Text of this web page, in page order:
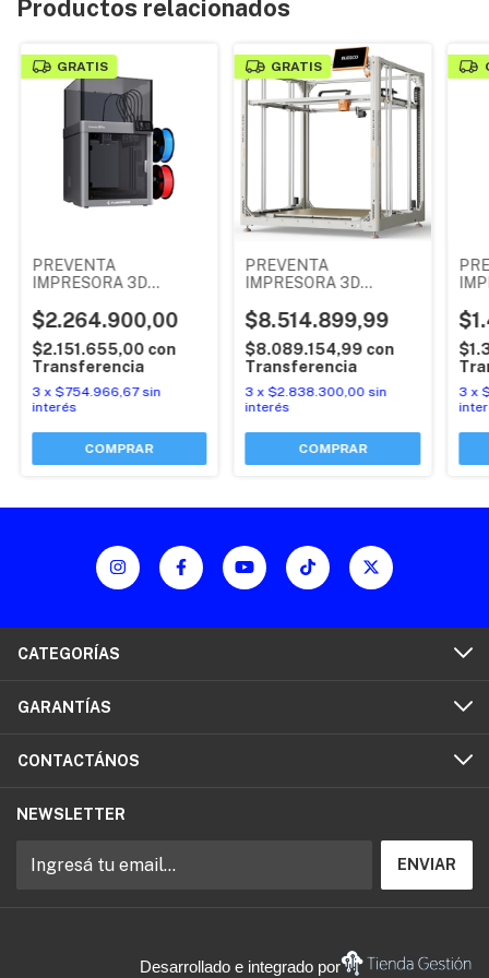
Productos relacionados
GRATIS
PREVENTA
IMPRESORA 3D
FLASHFORGE
CREATOR 5 PRO
$2.264.900,00
$2.151.655,00 con
Transferencia
3 x $754.966,67 sin
interés
GRATIS
PREVENTA
IMPRESORA 3D
STORME GIGA
$8.514.899,99
$8.089.154,99 con
Transferencia
3 x$2.838.300,00 sin
interés
3 x
CATEGORÍAS
GARANTÍAS
CONTACTÁNOS
NEWSLETTER
Desarrollado e integrado por